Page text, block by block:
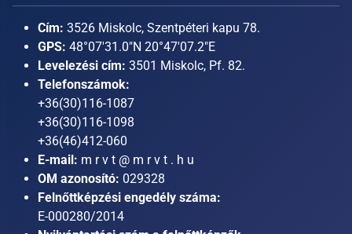
Cím: 3526 Miskolc, Szentpéteri kapu 78.
GPS: 48°07'31.0"N 20°47'07.2"E
Levelezési cím: 3501 Miskolc, Pf. 82.
Telefonszámok:
+36(30)116-1087
+36(30)116-1098
+36(46)412-060
E-mail: m r v t @ m r v t . h u
OM azonosító: 029328
Felnőttképzési engedély száma:
E-000280/2014